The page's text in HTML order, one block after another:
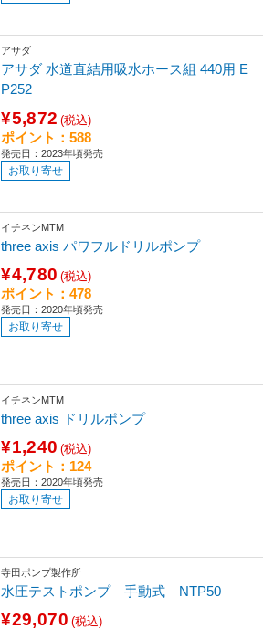
アサダ
アサダ 水道直結用吸水ホース組 440用 E
P252
¥5,872 (税込)
ポイント：588
発売日：2023年頃発売
お取り寄せ
イチネンMTM
three axis パワフルドリルポンプ
¥4,780 (税込)
ポイント：478
発売日：2020年頃発売
お取り寄せ
イチネンMTM
three axis ドリルポンプ
¥1,240 (税込)
ポイント：124
発売日：2020年頃発売
お取り寄せ
寺田ポンプ製作所
水圧テストポンプ 手動式 NTP50
¥29,070 (税込)